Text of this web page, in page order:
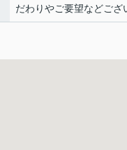
だわりやご要望などござ